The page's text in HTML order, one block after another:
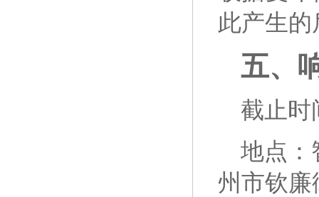
此产生
五、
截止时
地点：
州市钦